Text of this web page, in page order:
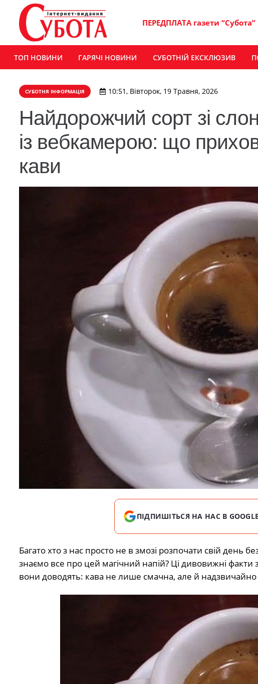
ПЕРЕДПЛАТА газети “Субота”
ТОП НОВИНИ ГАРЯЧІ НОВИНИ СУБОТНІЙ ЕКСКЛЮЗИВ
СУБОТНЯ ІНФОРМАЦІЯ 10:51, Вівторок, 19 Травня, 2026
Найдорожчий сорт зі
із вебкамерою: що
кави
ПІДПИШІТЬСЯ НА НАС В GOOGLE
Багато хто з нас просто не в змозі розпочати свій день
знаємо все про цей магічний напій? Ці дивовижні
вони доводять: кава не лише смачна, але й надзвичайно